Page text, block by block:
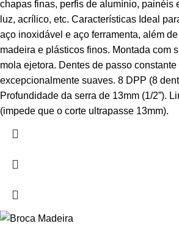
chapas finas, perfis de alumínio, painéis
luz, acrílico, etc. Características Ideal
aço inoxidável e aço ferramenta, além
madeira e plásticos finos. Montada com
mola ejetora. Dentes de passo
excepcionalmente suaves. 8 DPP (8
Profundidade da serra de 13mm (1/2”).
(impede que o corte ultrapasse 13mm).